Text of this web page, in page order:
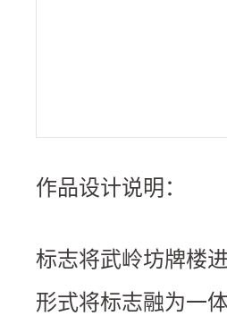
作品设计说明：
标志将武岭坊牌楼
形式将标志融为一